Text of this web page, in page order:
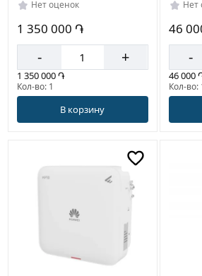
Нет оценок
1 350 000 ֏
- +
1 350 000 ֏
Кол-во: 1
В корзину
Нет
46
-
46 000
Кол-во: